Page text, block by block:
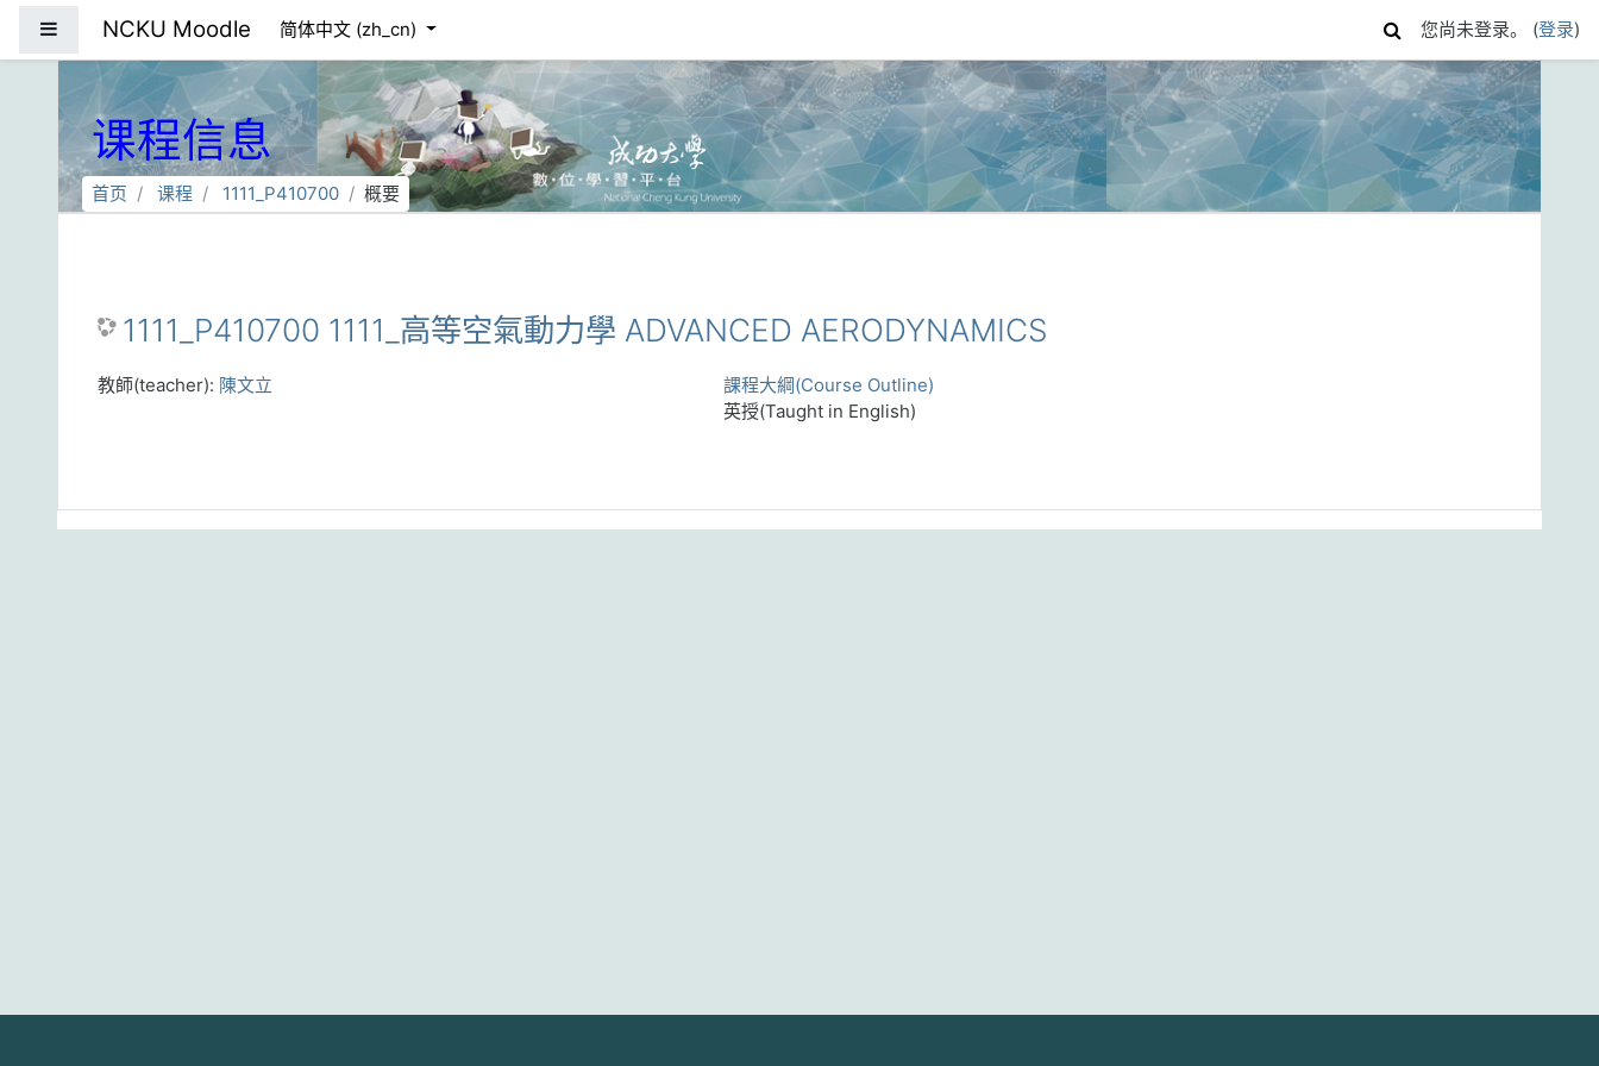
停靠面板NCKU Moodle 简体中文 ‎(zh_cn)‎ 您尚未登录。 (登录)
课程信息
首页 课程 1111_P410700 概要
1111_P410700 1111_高等空氣動力學 ADVANCED AERODYNAMICS
課程大綱(Course Outline)
英授(Taught in English)
教師(teacher): 陳文立